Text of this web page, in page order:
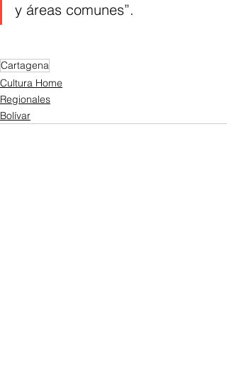
y áreas comunes”.
Cartagena
Cultura Home
Regionales
Bolívar